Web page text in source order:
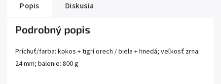
Popis Diskusia
Podrobný popis
Príchuť/farba: kokos + tigrí orech / biela + hnedá; veľkosť zrna:
24 mm; balenie: 800 g